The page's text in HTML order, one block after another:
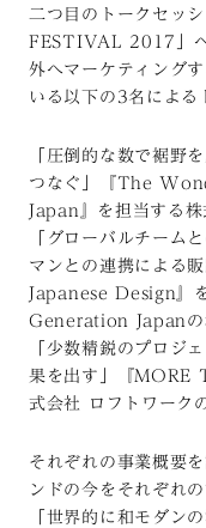
二つ目のトークセッ
FESTIVAL 2017」へ
外へマーケティング
いる以下の3名による
「圧倒的な数で裾野
つなぐ」『The
Japan』を担当する株
「グローバルチーム
マンとの連携による
Japanese Design』
Generation Japanの
「少数精鋭のプロジ
果を出す」『MORE
式会社 ロフトワーク
それぞれの事業概要
ンドの今をそれぞれ
「世界的に和モダン